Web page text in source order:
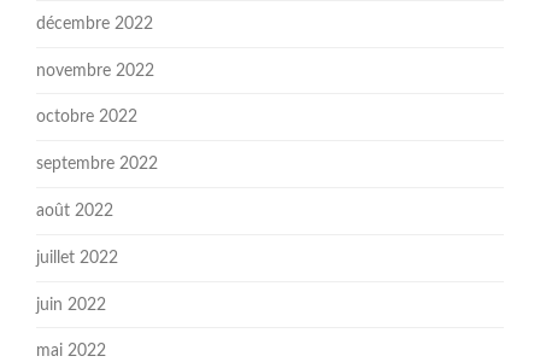
décembre 2022
novembre 2022
octobre 2022
septembre 2022
août 2022
juillet 2022
juin 2022
mai 2022